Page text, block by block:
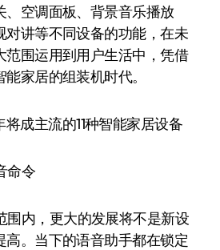
、空调面板、背景音乐播放
对讲等不同设备的功能，在未
范围运用到用户生活中，凭借
家居的组装机时代。
命令
围内，更大的发展将不是新设
高。当下的语音助手都在锁定